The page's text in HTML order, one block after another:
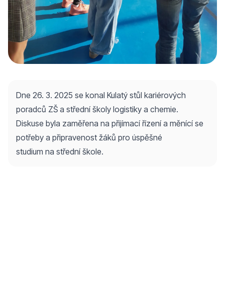
Dne 26. 3. 2025 se konal Kulatý stůl kariérových
poradců ZŠ a střední školy logistiky a chemie.
Diskuse byla zaměřena na přijímací řízení a měnící se
potřeby a připravenost žáků pro úspěšné
studium na střední škole.